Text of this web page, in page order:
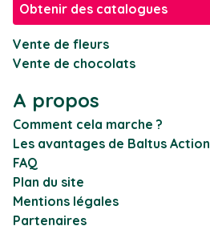
Obtenir des catalogues
Vente de fleurs
Vente de chocolats
A propos
Comment cela marche ?
Les avantages de Baltus Action
FAQ
Plan du site
Mentions légales
Partenaires